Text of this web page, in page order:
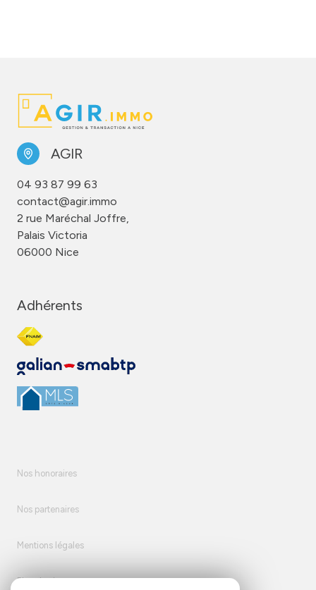
AGIR
04 93 87 99 63
contact@agir.immo
2 rue Maréchal Joffre,
Palais Victoria
06000 Nice
Adhérents
Nos honoraires
Nos partenaires
Mentions légales
Plan du site